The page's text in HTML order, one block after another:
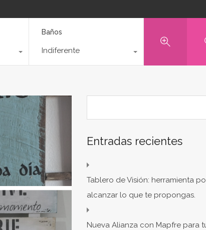
Baños
Indiferente
Entradas recientes
Tablero de Visión: herramienta
alcanzar lo que te propongas.
Nueva Alianza con Mapfre para